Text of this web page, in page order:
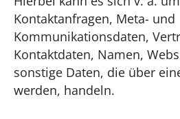
Kontaktanfragen, Meta- und
Kommunikationsdaten,
Kontaktdaten, Namen,
sonstige Daten, die über
werden, handeln.